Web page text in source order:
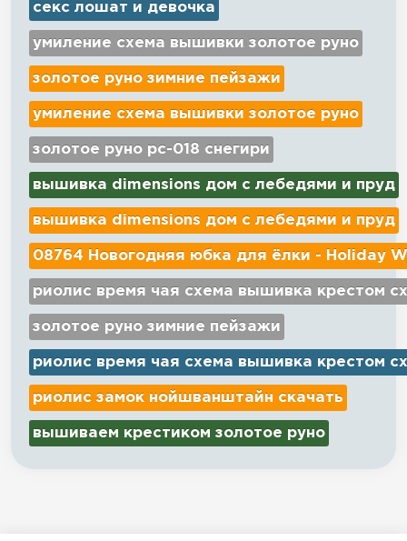
секс лошат и девочка
умиление схема вышивки золотое руно
золотое руно зимние пейзажи
умиление схема вышивки золотое руно
золотое руно рс-018 снегири
вышивка dimensions дом с лебедями и пруд
вышивка dimensions дом с лебедями и пруд
08764 Новогодняя юбка для ёлки - Holiday
риолис время чая схема вышивка крестом
золотое руно зимние пейзажи
риолис время чая схема вышивка крестом
риолис замок нойшванштайн скачать
вышиваем крестиком золотое руно